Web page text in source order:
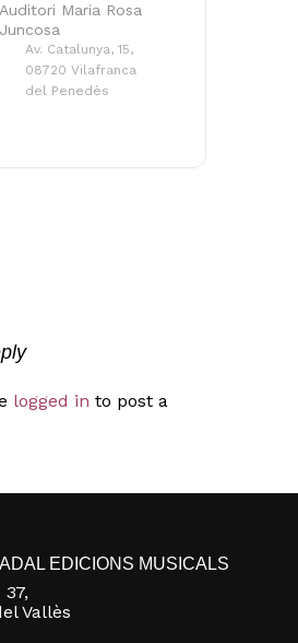
Auditori Maria Rosa
Juncosa
Av. Catalunya, 15,
08720 Vilafranca
del Penedès
logged in to post a
EDICIONS MUSICALS
Vallès